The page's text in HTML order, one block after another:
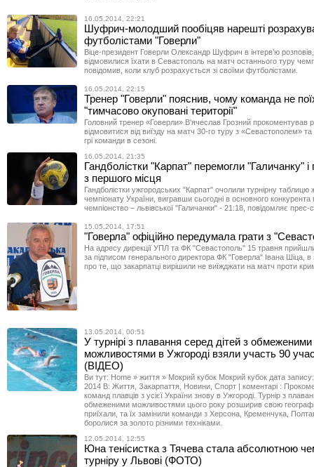
16.05.2014, 22:21
Шуфрич-молодший пообіцяв нарешті
футболістами "Говерли"
Віце-президент Говерли Олександр Шуфрич в інтерв’ю
відмовилися їхати в Севастополь на матч останнього туру
повідомив, коли клуб розрахується зі своїми футболістами.
16.05.2014, 22:15
Тренер "Говерли" пояснив, чому команда не
"тимчасово окуповані території"
Головний тренер «Говерли» В'ячеслав Грозний прокоментував
відмовитися від виїзду на матч 30-го туру з «Севастополем» та
грі команди в сезоні.
16.05.2014, 21:35
Гандболістки "Карпат" перемогли "Галичанку" і
з першого місця
Гандболістки ужгородських "Карпат" очолили турнірну таблицю
чемпіонату України, вигравши сьогодні в основного конкурента
чемпіонство – львівської "Галичанки" - 21:18, повідомляє
15.05.2014, 17:51
"Говерла" офіційно передумала грати з
На адресу дирекції УПЛ та ФК "Севастополь" 15 травня прийшли
за підписом генерального директора ФК "Говерла" Івана Шіца, в
про те, що закарпатці вирішили не виїжджати на матч проти
13.05.2014, 00:51
У турнірі з плавання серед дітей з обмеженими
можливостями в Ужгороді взяли участь 90
(ВІДЕО)
Ви тут: Home » життя » Мокрий кубок Мокрий кубок дата
2014 В: Життя, Закарпаття, Новини, Спорт | коментарі :
команд плавців з усієї України знову в Ужгороді. Турнір з
обмеженими можливостями цього року розширив свою
приїхали, та їх замінили команди з Херсона, Кременчука,
боролися за золото різними техніками.
12.05.2014, 12:55
Юна тенісистка з Тячева стала абсолютною
турніру у Львові (ФОТО)